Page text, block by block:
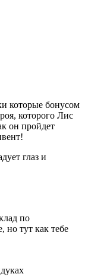
которые бонусом
которого Лис
он пройдет
глаз и
по
но тут как тебе